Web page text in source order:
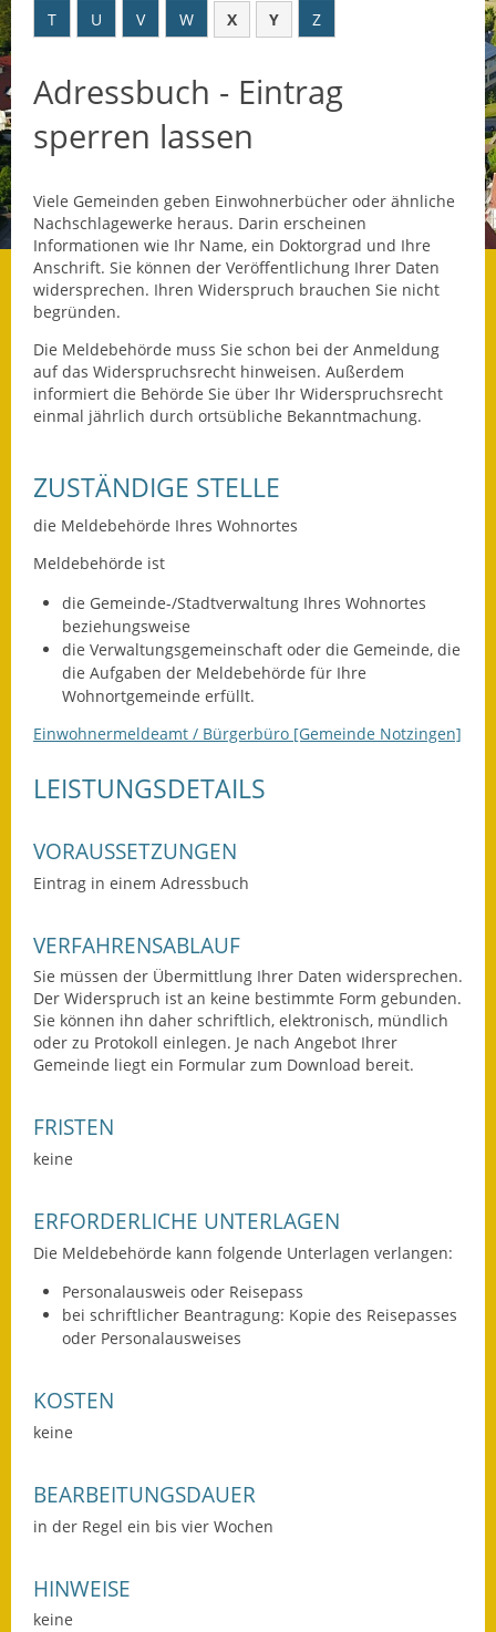
Datenschutz
Datenschutz im
Steueramt
Geschichte und
Gegenwart
Was die Alten noch
wussten!
Wagner-Werkstatt
Informationsbroschüre
Leichte Sprache
Mitteilungsblatt
Nachhaltigkeitsbericht
Notfallplanung
Ortsplan
Schadensmeldung
Straßenbau
Landesstraße
Umleitungsplan
Ausweichfahrplan
Buslinie 168
Bauhof Notzingen
Behördenadressen
Beratungsstellen im
Fundbehörde
T
U V W X Y Z
Adressbuch - Eintrag
sperren lassen
Viele Gemeinden geben Einwohnerbücher oder ähnliche
Nachschlagewerke heraus. Darin erscheinen
Informationen wie Ihr Name, ein Doktorgrad und Ihre
Anschrift. Sie können der Veröffentlichung Ihrer Daten
widersprechen. Ihren Widerspruch brauchen Sie nicht
begründen.
Die Meldebehörde muss Sie schon bei der Anmeldung
auf das Widerspruchsrecht hinweisen. Außerdem
informiert die Behörde Sie über Ihr Widerspruchsrecht
einmal jährlich durch ortsübliche Bekanntmachung.
ZUSTÄNDIGE STELLE
die Meldebehörde Ihres Wohnortes
Meldebehörde ist
die Gemeinde-/Stadtverwaltung Ihres Wohnortes
beziehungsweise
die Verwaltungsgemeinschaft oder die Gemeinde, die
die Aufgaben der Meldebehörde für Ihre
Wohnortgemeinde erfüllt.
Einwohnermeldeamt / Bürgerbüro [Gemeinde Notzingen]
LEISTUNGSDETAILS
VORAUSSETZUNGEN
Eintrag in einem Adressbuch
VERFAHRENSABLAUF
Sie müssen der Übermittlung Ihrer Daten widersprechen.
Der Widerspruch ist an keine bestimmte Form gebunden.
Sie können ihn daher schriftlich, elektronisch, mündlich
oder zu Protokoll einlegen. Je nach Angebot Ihrer
Gemeinde liegt ein Formular zum Download bereit.
FRISTEN
keine
ERFORDERLICHE UNTERLAGEN
Die Meldebehörde kann folgende Unterlagen verlangen:
Personalausweis oder Reisepass
bei schriftlicher Beantragung: Kopie des Reisepasses
oder Personalausweises
KOSTEN
keine
BEARBEITUNGSDAUER
in der Regel ein bis vier Wochen
HINWEISE
keine